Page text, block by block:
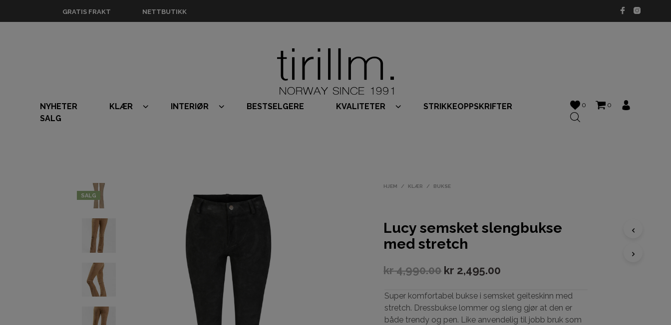
GRATIS FRAKT NETTBUTIKK
NYHETER KLÆR INTERIØR BESTSELGERE KVALITETER
STRIKKEOPPSKRIFTER
SALG
0 0
SALG
HJEM / KLÆR / BUKSE
Lucy semsket slengbukse
med stretch
kr4,990.00 kr 2,495.00
Super komfortabel bukse i semsket geiteskinn med
stretch. Dressbukse lommer og sleng gjør at den er
både trendy og pen. Like anvendelig til jobb bruk som